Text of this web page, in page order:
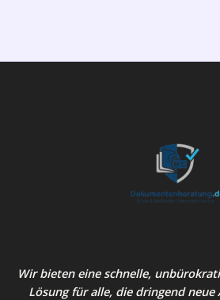
Wir bieten eine schnelle,
Lösung für alle, die dringend